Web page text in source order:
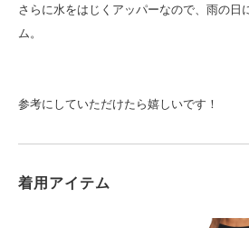
さらに水をはじくアッパーなので、雨の日
ム。
参考にしていただけたら嬉しいです！
着用アイテム